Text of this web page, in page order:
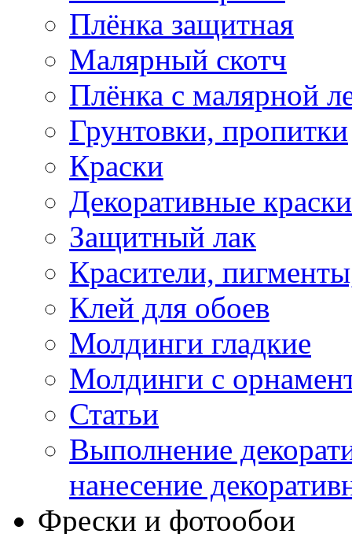
Плёнка защитная
Малярный скотч
Плёнка с малярной
Грунтовки, пропитки
Краски
Декоративные краски
Защитный лак
Красители,
Клей для обоев
Молдинги гладкие
Молдинги с
Статьи
Выполнение
нанесение
Фрески и фотообои